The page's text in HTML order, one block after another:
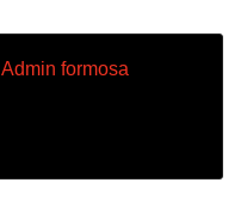
Admin formosa